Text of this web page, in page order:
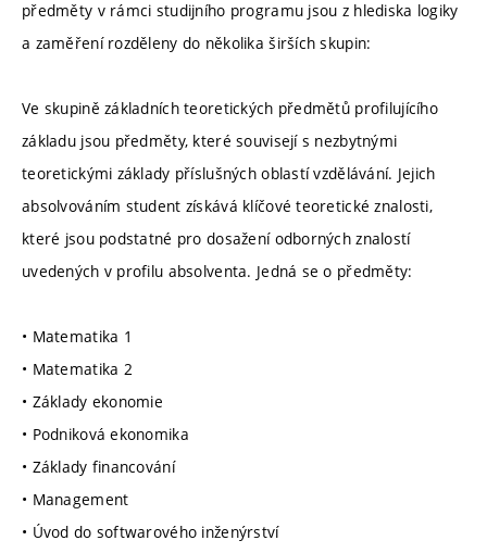
předměty v rámci studijního programu jsou z hlediska logiky
a zaměření rozděleny do několika širších skupin:
Ve skupině základních teoretických předmětů profilujícího
základu jsou předměty, které souvisejí s nezbytnými
teoretickými základy příslušných oblastí vzdělávání. Jejich
absolvováním student získává klíčové teoretické znalosti,
které jsou podstatné pro dosažení odborných znalostí
uvedených v profilu absolventa. Jedná se o předměty:
• Matematika 1
• Matematika 2
• Základy ekonomie
• Podniková ekonomika
• Základy financování
• Management
• Úvod do softwarového inženýrství